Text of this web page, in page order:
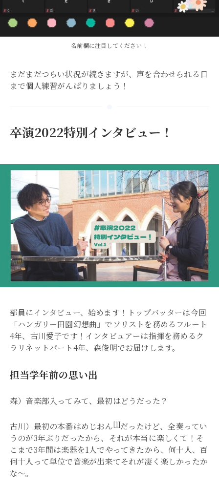
名前欄に注目してください！
まだまだつらい状況が続きますが、声を合わせられる日
まで個人練習がんばりましょう！
卒演2022特別インタビュー！
部員にインタビュー、始めます！トップバッターは今回
「ハンガリー田園幻想曲 」でソリストを務めるフルート
4年、古川愛子です！インタビュアーは指揮を務めるク
ラリネットパート4年、森俊明でお届けします。
担当学年前の思い出
森）音楽部入ってみて、最初はどうだった？
古川）最初の本番はめじおん[1]だったけど、全奏ってい
うのが3年ぶりだったから、それが本当に楽しくて！そ
こまで3年間は楽器を1人でやってきたから、何十人、百
何十人って単位で音楽が出来てそれが凄く楽しかったか
な～。